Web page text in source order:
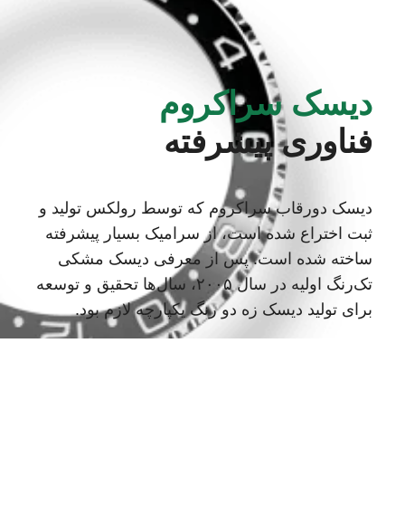
دیسک سراکروم
فناوری پیشرفته
دیسک دورقاب سراکروم که توسط رولکس تولید و
ثبت اختراع شده است، از سرامیک بسیار پیشرفته
ساخته شده است. پس از معرفی دیسک مشکی
تک‌رنگ اولیه در سال ٢٠٠۵، سال‌ها تحقیق و توسعه
برای تولید دیسک زه دو رنگ یکپارچه لازم بود.